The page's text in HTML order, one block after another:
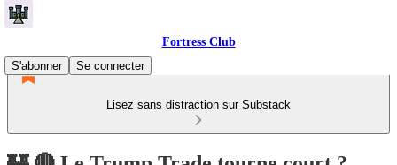
Fortress Club
S'abonner
Se connecter
Lisez sans distraction sur Substack